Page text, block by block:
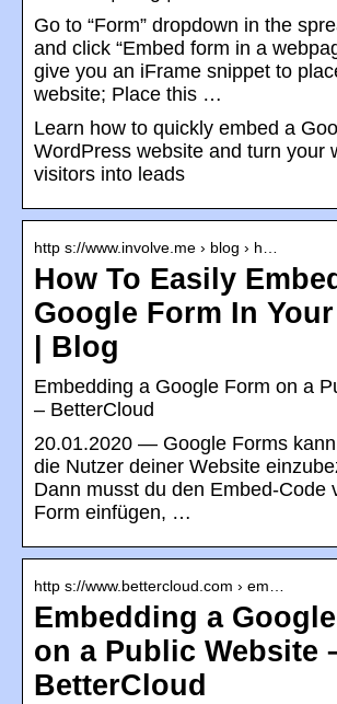
Go to “Form” dropdown in the
and click “Embed form in a
give you an iFrame snippet to
website; Place this …
Learn how to quickly embed a
WordPress website and turn your
visitors into leads
http s://www.involve.me › blog › h…
How To Easily
Google Form In
| Blog
Embedding a Google Form on a
– BetterCloud
20.01.2020 — Google Forms
die Nutzer deiner Website
Dann musst du den Embed-Code
Form einfügen, …
http s://www.bettercloud.com › em…
Embedding a
on a Public Website
BetterCloud